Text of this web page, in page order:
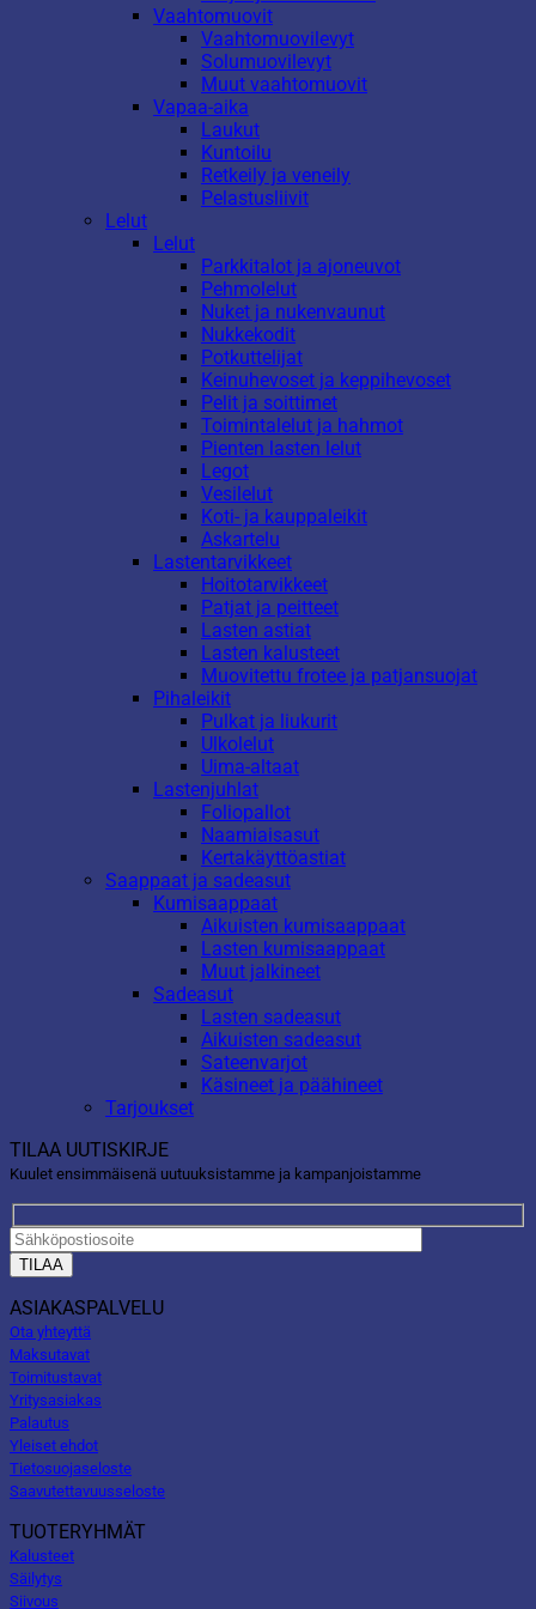
Vaahtomuovit
Vaahtomuovilevyt
Solumuovilevyt
Muut vaahtomuovit
Vapaa-aika
Laukut
Kuntoilu
Retkeily ja veneily
Pelastusliivit
Lelut
Lelut
Parkkitalot ja ajoneuvot
Pehmolelut
Nuket ja nukenvaunut
Nukkekodit
Potkuttelijat
Keinuhevoset ja keppihevoset
Pelit ja soittimet
Toimintalelut ja hahmot
Pienten lasten lelut
Legot
Vesilelut
Koti- ja kauppaleikit
Askartelu
Lastentarvikkeet
Hoitotarvikkeet
Patjat ja peitteet
Lasten astiat
Lasten kalusteet
Muovitettu frotee ja patjansuojat
Pihaleikit
Pulkat ja liukurit
Ulkolelut
Uima-altaat
Lastenjuhlat
Foliopallot
Naamiaisasut
Kertakäyttöastiat
Saappaat ja sadeasut
Kumisaappaat
Aikuisten kumisaappaat
Lasten kumisaappaat
Muut jalkineet
Sadeasut
Lasten sadeasut
Aikuisten sadeasut
Sateenvarjot
Käsineet ja päähineet
Tarjoukset
TILAA UUTISKIRJE
Kuulet ensimmäisenä uutuuksistamme ja kampanjoistamme
ASIAKASPALVELU
Ota yhteyttä
Maksutavat
Toimitustavat
Yritysasiakas
Palautus
Yleiset ehdot
Tietosuojaseloste
Saavutettavuusseloste
TUOTERYHMÄT
Kalusteet
Säilytys
Siivous